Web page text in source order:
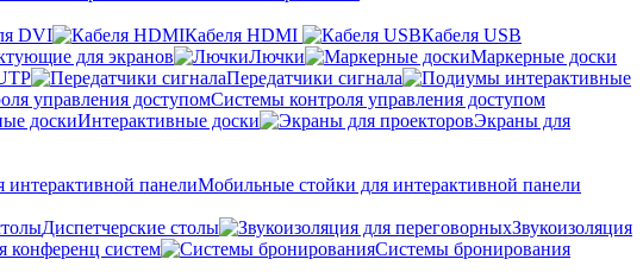
DVI Кабеля HDMI
Кабеля USB
для экранов Лючки
Маркерные доски
Передатчики сигнала
Системы контроля управления доступом
Интерактивные доски
Экраны для
Мобильные стойки для интерактивной панели
Диспетчерские столы
Звукоизоляция
систем
Системы бронирования